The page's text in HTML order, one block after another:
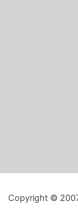
Copyright ©